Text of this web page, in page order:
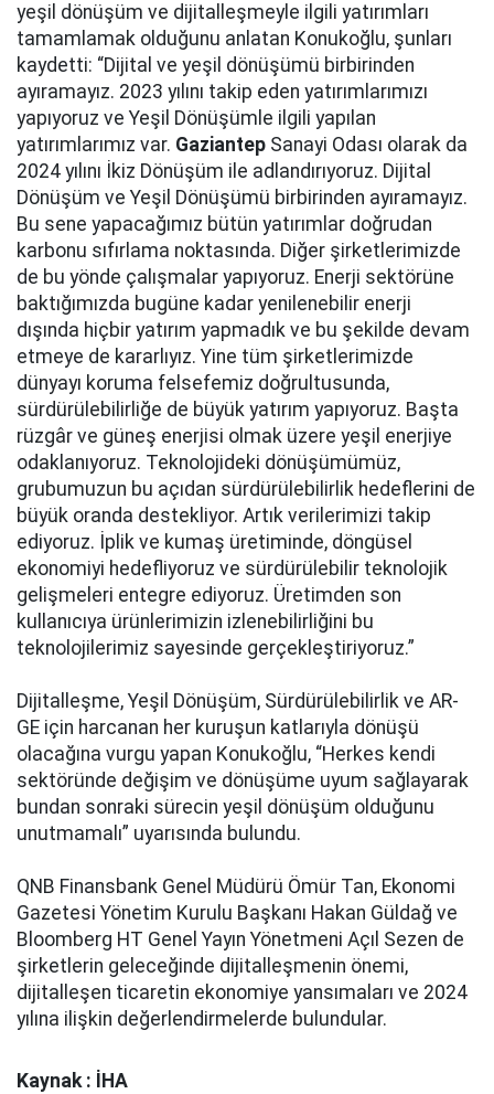
yeşil dönüşüm ve dijitalleşmeyle ilgili yatırımları
tamamlamak olduğunu anlatan Konukoğlu, şunları
kaydetti: “Dijital ve yeşil dönüşümü birbirinden
ayıramayız. 2023 yılını takip eden yatırımlarımızı
yapıyoruz ve Yeşil Dönüşümle ilgili yapılan
yatırımlarımız var. Gaziantep Sanayi Odası olarak da
2024 yılını İkiz Dönüşüm ile adlandırıyoruz. Dijital
Dönüşüm ve Yeşil Dönüşümü birbirinden ayıramayız.
Bu sene yapacağımız bütün yatırımlar doğrudan
karbonu sıfırlama noktasında. Diğer şirketlerimizde
de bu yönde çalışmalar yapıyoruz. Enerji sektörüne
baktığımızda bugüne kadar yenilenebilir enerji
dışında hiçbir yatırım yapmadık ve bu şekilde devam
etmeye de kararlıyız. Yine tüm şirketlerimizde
dünyayı koruma felsefemiz doğrultusunda,
sürdürülebilirliğe de büyük yatırım yapıyoruz. Başta
rüzgâr ve güneş enerjisi olmak üzere yeşil enerjiye
odaklanıyoruz. Teknolojideki dönüşümümüz,
grubumuzun bu açıdan sürdürülebilirlik hedeflerini de
büyük oranda destekliyor. Artık verilerimizi takip
ediyoruz. İplik ve kumaş üretiminde, döngüsel
ekonomiyi hedefliyoruz ve sürdürülebilir teknolojik
gelişmeleri entegre ediyoruz. Üretimden son
kullanıcıya ürünlerimizin izlenebilirliğini bu
teknolojilerimiz sayesinde gerçekleştiriyoruz.”
Dijitalleşme, Yeşil Dönüşüm, Sürdürülebilirlik ve AR-
GE için harcanan her kuruşun katlarıyla dönüşü
olacağına vurgu yapan Konukoğlu, “Herkes kendi
sektöründe değişim ve dönüşüme uyum sağlayarak
bundan sonraki sürecin yeşil dönüşüm olduğunu
unutmamalı” uyarısında bulundu.
QNB Finansbank Genel Müdürü Ömür Tan, Ekonomi
Gazetesi Yönetim Kurulu Başkanı Hakan Güldağ ve
Bloomberg HT Genel Yayın Yönetmeni Açıl Sezen de
şirketlerin geleceğinde dijitalleşmenin önemi,
dijitalleşen ticaretin ekonomiye yansımaları ve 2024
yılına ilişkin değerlendirmelerde bulundular.
Kaynak : İHA